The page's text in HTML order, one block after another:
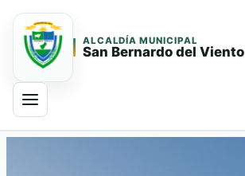
ALCALDÍA MUNICIPAL
San Bernardo del Viento